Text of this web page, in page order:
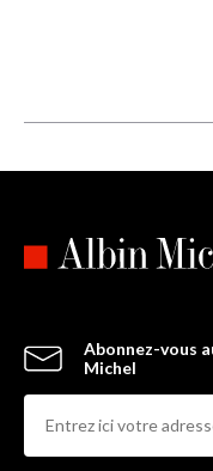
Abonnez-vous
Michel